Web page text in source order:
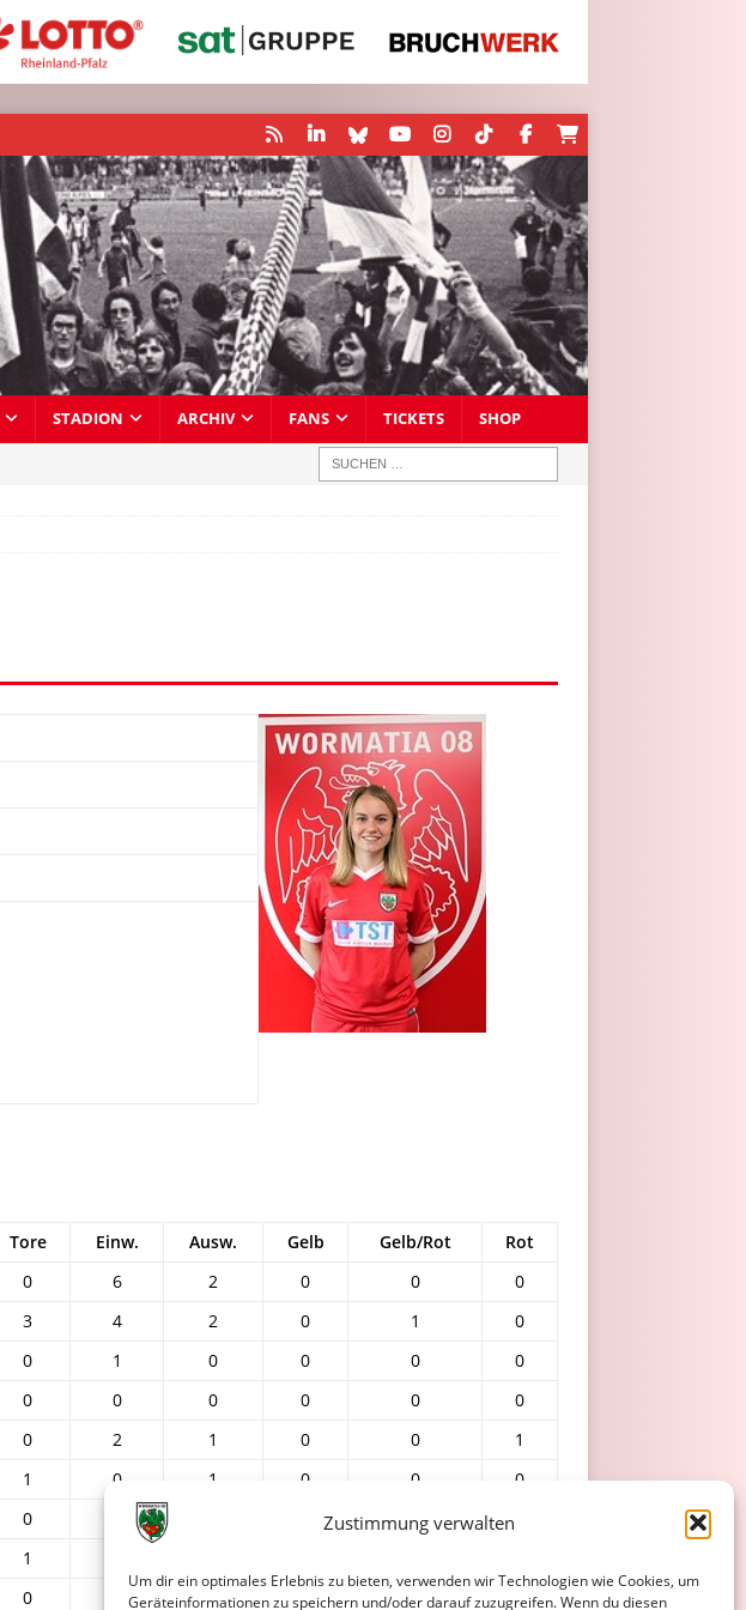
Zustimmung verwalten
Um dir ein optimales Erlebnis zu bieten, verwenden wir Technologien wie Cookies, um
Geräteinformationen zu speichern und/oder darauf zuzugreifen. Wenn du diesen
STADION ARCHIV FANS TICKETS SHOP
Tore Einw. Ausw. Gelb Gelb/Rot
Rot
0 6 2 0 0
0
3 4 2 0 1
0
0 1 0 0 0
0
0 0 0 0 0
0
0 2 1 0 0
1
1 0 1 0 0
0
0 0
1
0 0 0 0 0